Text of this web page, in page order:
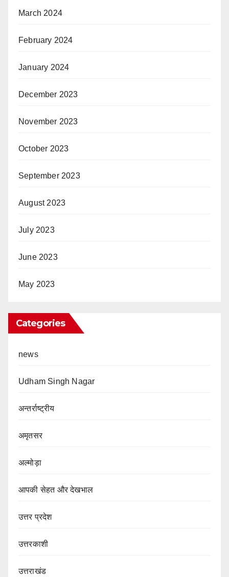
March 2024
February 2024
January 2024
December 2023
November 2023
October 2023
September 2023
August 2023
July 2023
June 2023
May 2023
Categories
news
Udham Singh Nagar
अन्तर्राष्ट्रीय
अमृतसर
अल्मोड़ा
आपकी सेहत और देखभाल
उत्तर प्रदेश
उत्तरकाशी
उत्तराखंड